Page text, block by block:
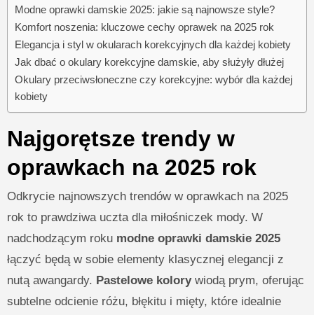
Modne oprawki damskie 2025: jakie są najnowsze style?
Komfort noszenia: kluczowe cechy oprawek na 2025 rok
Elegancja i styl w okularach korekcyjnych dla każdej kobiety
Jak dbać o okulary korekcyjne damskie, aby służyły dłużej
Okulary przeciwsłoneczne czy korekcyjne: wybór dla każdej
kobiety
Najgorętsze trendy w
oprawkach na 2025 rok
Odkrycie najnowszych trendów w oprawkach na 2025
rok to prawdziwa uczta dla miłośniczek mody. W
nadchodzącym roku modne oprawki damskie 2025
łączyć będą w sobie elementy klasycznej elegancji z
nutą awangardy. Pastelowe kolorywiodą prym, oferując
subtelne odcienie różu, błękitu i mięty, które idealnie